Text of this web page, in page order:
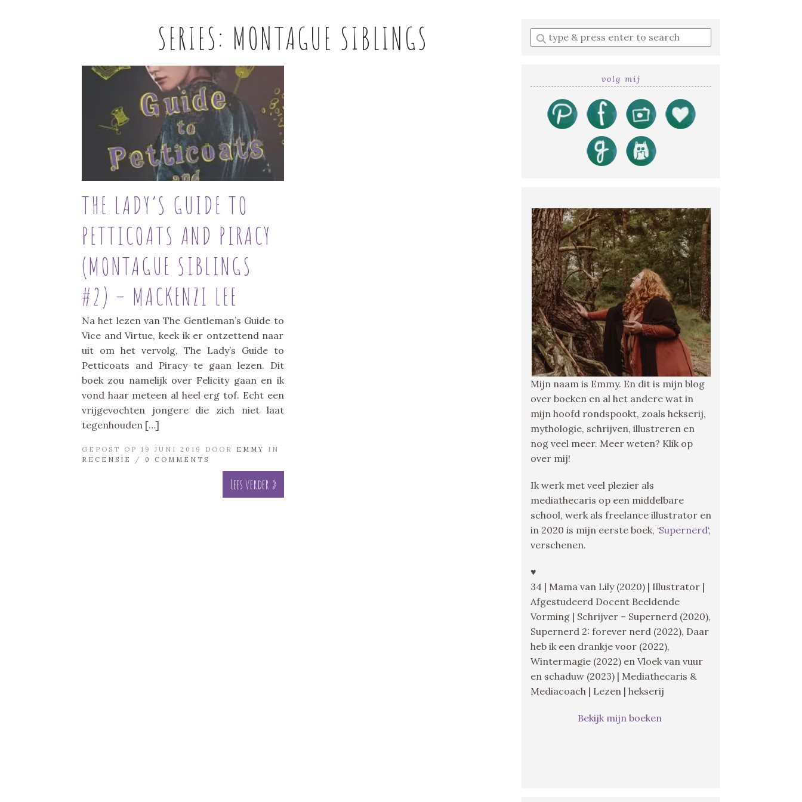
SERIES: MONTAGUE SIBLINGS
THE LADY’S GUIDE TO
PETTICOATS AND PIRACY
(MONTAGUE SIBLINGS
#2) – MACKENZI LEE
Na het lezen van The Gentleman’s Guide to
Vice and Virtue, keek ik er ontzettend naar
uit om het vervolg, The Lady’s Guide to
Petticoats and Piracy te gaan lezen. Dit
boek zou namelijk over Felicity gaan en ik
vond haar meteen al heel erg tof. Echt een
vrijgevochten jongere die zich niet laat
tegenhouden […]
GEPOST OP 19 JUNI 2019 DOOR EMMY
IN
RECENSIE
/ 0 COMMENTS
Lees verder »
Enter
a
volg mij
Mijn naam is Emmy. En dit is mijn blog
over boeken en al het andere wat in
mijn hoofd rondspookt, zoals hekserij,
mythologie, schrijven, illustreren en
nog veel meer. Meer weten? Klik op
over mij!
Ik werk met veel plezier als
mediathecaris op een middelbare
school, werk als freelance illustrator en
in 2020 is mijn eerste boek, ‘Supernerd‘,
verschenen.
♥
34 | Mama van Lily (2020) | Illustrator |
Afgestudeerd Docent Beeldende
Vorming | Schrijver – Supernerd (2020),
Supernerd 2: forever nerd (2022), Daar
heb ik een drankje voor (2022),
Wintermagie (2022) en Vloek van vuur
en schaduw (2023) | Mediathecaris &
Mediacoach | Lezen | hekserij
Bekijk mijn boeken